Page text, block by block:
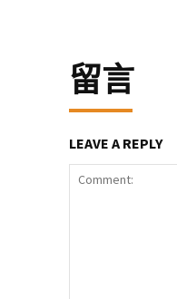
留言
LEAVE A REPLY